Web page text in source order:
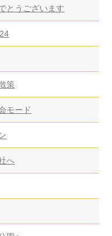
とうございます
策
モード
へ